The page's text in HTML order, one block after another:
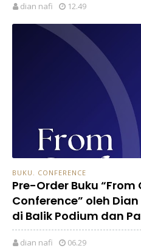
dian nafi 12.49
BUKU. CONFERENCE
Pre-Order Buku
Conference” oleh
di Balik Podium dan
dian nafi 06.29